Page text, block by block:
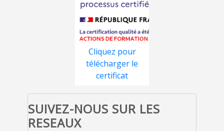
Cliquez pour
télécharger le
certificat
SUIVEZ-NOUS SUR LES
RESEAUX